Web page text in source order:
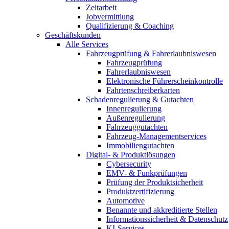
Zeitarbeit
Jobvermittlung
Qualifizierung & Coaching
Geschäftskunden
Alle Services
Fahrzeugprüfung & Fahrerlaubniswesen
Fahrzeugprüfung
Fahrerlaubniswesen
Elektronische Führerscheinkontrolle
Fahrtenschreiberkarten
Schadenregulierung & Gutachten
Innenregulierung
Außenregulierung
Fahrzeuggutachten
Fahrzeug-Managementservices
Immobiliengutachten
Digital- & Produktlösungen
Cybersecurity
EMV- & Funkprüfungen
Prüfung der Produktsicherheit
Produktzertifizierung
Automotive
Benannte und akkreditierte Stellen
Informationssicherheit & Datenschutz